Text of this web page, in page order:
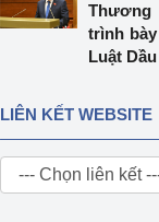
trình
Luật
LIÊN KẾT WEBSITE